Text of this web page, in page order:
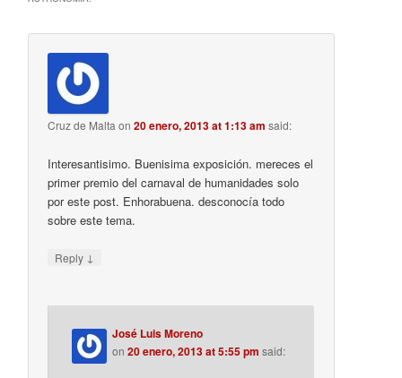
Cruz de Malta on 20 enero, 2013 at 1:13 am said:
Interesantisimo. Buenisima exposición. mereces el
primer premio del carnaval de humanidades solo
por este post. Enhorabuena. desconocía todo
sobre este tema.
Reply ↓
José Luis Moreno
on 20 enero, 2013 at 5:55 pm said: